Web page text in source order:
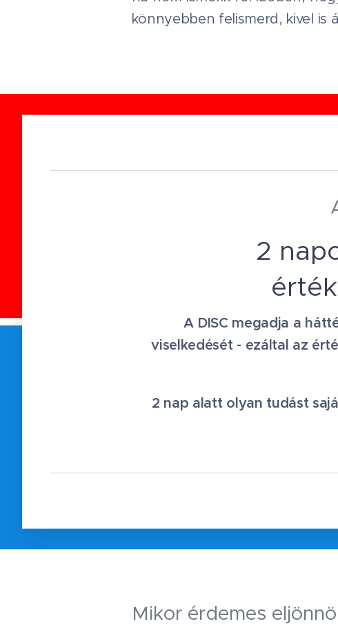
könnyebben felismerd, kivel is
2
A DISC megadja a
viselkedését - ezáltal az
2 nap alatt olyan tudást
Mikor érdemes